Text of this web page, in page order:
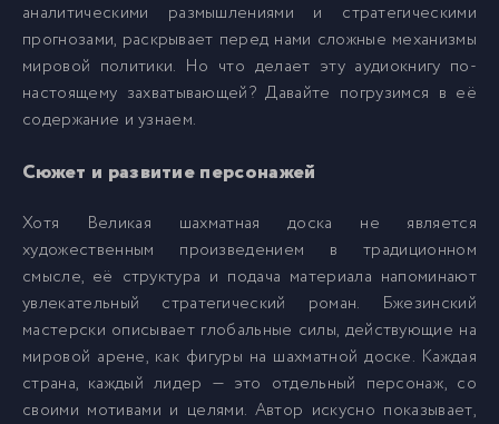
9 009
10 010
12 012
013
14 014
аналитическими размышлениями и стратегическими
прогнозами, раскрывает перед нами сложные механизмы
мировой политики. Но что делает эту аудиокнигу по-
настоящему захватывающей? Давайте погрузимся в её
содержание и узнаем.
Сюжет и развитие персонажей
Хотя Великая шахматная доска не является
художественным произведением в традиционном
смысле, её структура и подача материала напоминают
увлекательный стратегический роман. Бжезинский
мастерски описывает глобальные силы, действующие на
мировой арене, как фигуры на шахматной доске. Каждая
страна, каждый лидер — это отдельный персонаж, со
своими мотивами и целями. Автор искусно показывает,